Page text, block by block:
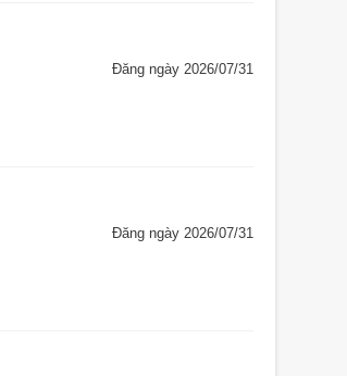
Đăng ngày 2026/07/31
Đăng ngày 2026/07/31